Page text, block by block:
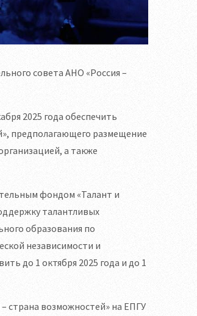
совета АНО «Россия –
2025 года обеспечить
предполагающего размещение
а также
фондом «Талант и
талантливых
образования по
независимости и
до 1 октября 2025 года и до 1
страна возможностей» на ЕПГУ